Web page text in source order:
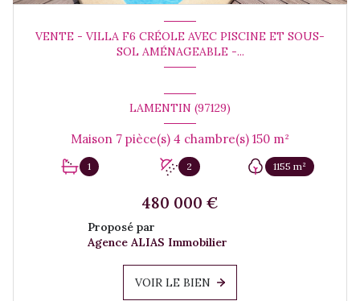
VENTE - VILLA F6 CRÉOLE AVEC PISCINE ET SOUS-
SOL AMÉNAGEABLE -...
LAMENTIN (97129)
Maison 7 pièce(s) 4 chambre(s) 150 m²
1 2 1155 m²
480 000 €
Proposé par
Agence ALIAS Immobilier
VOIR LE BIEN